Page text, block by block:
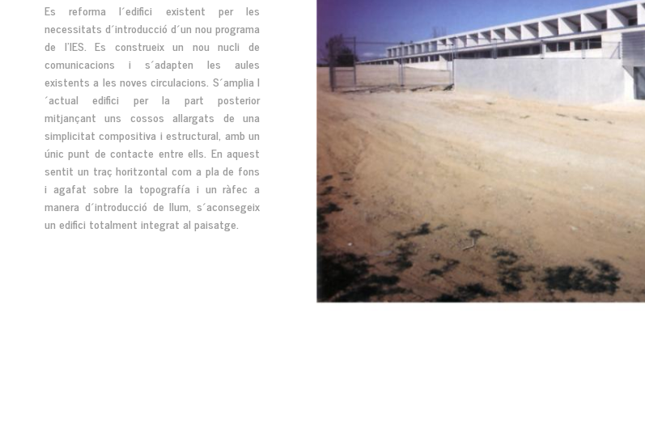
Es reforma l´edifici existent per les
necessitats d´introducció d´un nou programa
de l’IES. Es construeix un nou nucli de
comunicacions i s´adapten les aules
existents a les noves circulacions. S´amplia l
´actual edifici per la part posterior
mitjançant uns cossos allargats de una
simplicitat compositiva i estructural, amb un
únic punt de contacte entre ells. En aquest
sentit un traç horitzontal com a pla de fons
i agafat sobre la topografía i un ràfec a
manera d´introducció de llum, s´aconsegeix
un edifici totalment integrat al paisatge.